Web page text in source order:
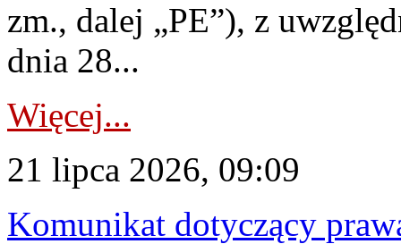
zm., dalej „PE”), z
dnia 28...
Więcej...
21 lipca 2026, 09:09
Komunikat dotyczący